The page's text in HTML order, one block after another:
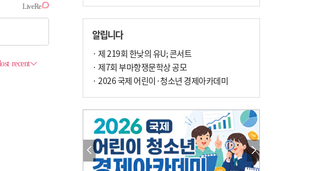
현실의 고통, 은유의 詩로 담다 外
달구비·여우비…다양한 비 이름 外
박현주의 책 이야기[전체보기]
세계유산 ‘한국의 갯벌’ 얼마나 알고 있나요
문재필-여름_저녁무렵의호수
이 한편의 시조[전체보기]
참선 /오기환
고향 /김진규
알립니다
· 제 219회 한낮의 유U; 콘서트
· 제7회 부마항쟁문학상 공모
· 2026 국제 어린이·청소년 경제아카데미